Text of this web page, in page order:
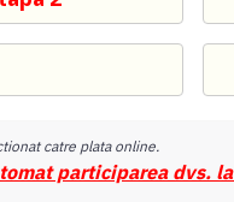
catre plata online.
participarea dvs.